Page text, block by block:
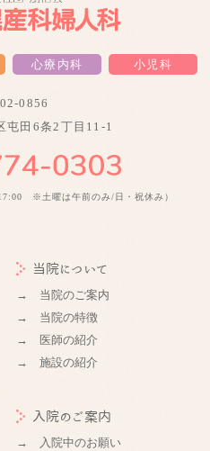
心療内科 小児科
0856
屯田6条2丁目11-1
※土曜は午前のみ/日・祝休み）
当院について
→ 当院のご案内
→ 当院の特徴
→ 医師の紹介
→ 施設の紹介
入院のご案内
→ 入院中のお願い